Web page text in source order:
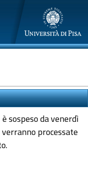
sospeso da venerdì
processate